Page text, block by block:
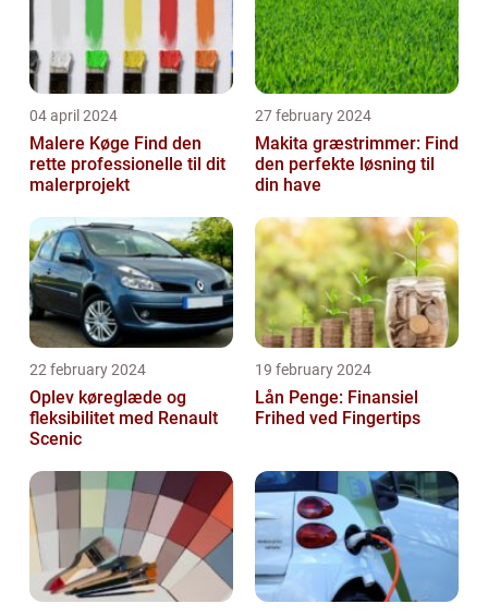
04 april 2024
Malere Køge Find den
rette professionelle til dit
malerprojekt
27 february 2024
Makita græstrimmer: Find
den perfekte løsning til
din have
22 february 2024
Oplev køreglæde og
fleksibilitet med Renault
Scenic
19 february 2024
Lån Penge: Finansiel
Frihed ved Fingertips